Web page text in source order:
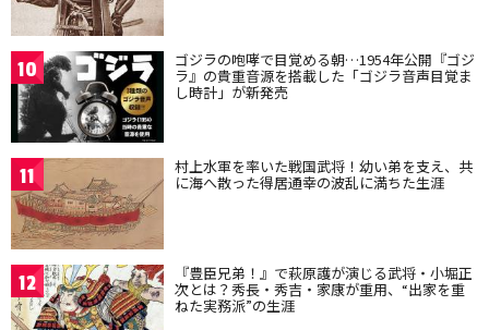
10 ゴジラの咆哮で目覚める朝…1954年公開『ゴジ
ラ』の貴重音源を搭載した「ゴジラ音声目覚ま
し時計」が新発売
11 村上水軍を率いた戦国武将！幼い弟を支え、共
に海へ散った得居通幸の波乱に満ちた生涯
12 『豊臣兄弟！』で萩原護が演じる武将・小堀正
次とは？秀長・秀吉・家康が重用、“出家を重
ねた実務派”の生涯